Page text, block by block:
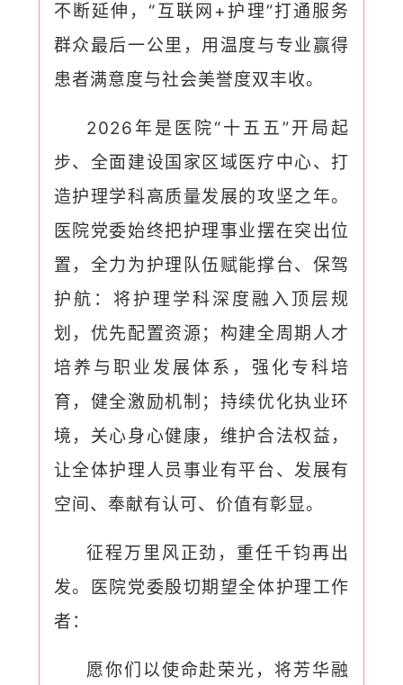
不断延伸，“互联网+护理”打通服务
群众最后一公里，用温度与专业赢得
患者满意度与社会美誉度双丰收。
2026年是医院“十五五”开局起
步、全面建设国家区域医疗中心、打
造护理学科高质量发展的攻坚之年。
医院党委始终把护理事业摆在突出位
置，全力为护理队伍赋能撑台、保驾
护航：将护理学科深度融入顶层规
划，优先配置资源；构建全周期人才
培养与职业发展体系，强化专科培
育，健全激励机制；持续优化执业环
境，关心身心健康，维护合法权益，
让全体护理人员事业有平台、发展有
空间、奉献有认可、价值有彰显。
征程万里风正劲，重任千钧再出
发。医院党委殷切期望全体护理工作
者：
愿你们以使命赴荣光，将芳华融